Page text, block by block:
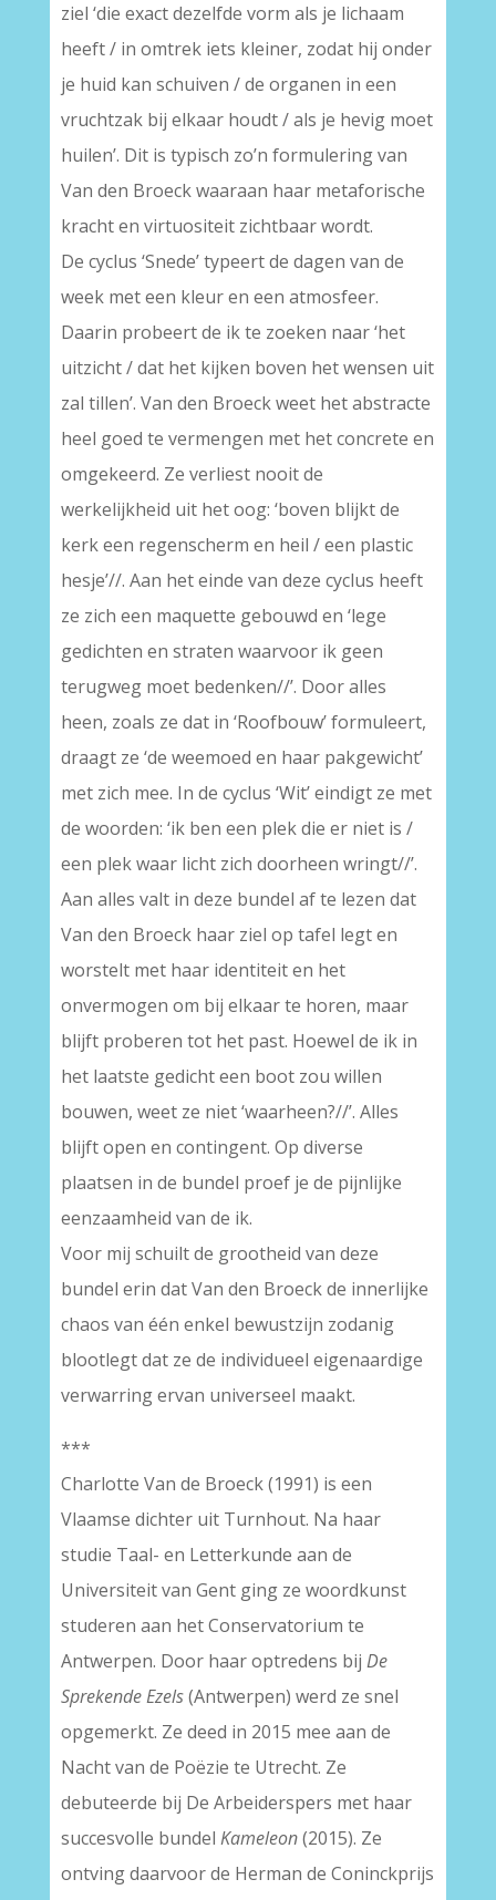
ziel ‘die exact dezelfde vorm als je lichaam
heeft / in omtrek iets kleiner, zodat hij onder
je huid kan schuiven / de organen in een
vruchtzak bij elkaar houdt / als je hevig moet
huilen’. Dit is typisch zo’n formulering van
Van den Broeck waaraan haar metaforische
kracht en virtuositeit zichtbaar wordt.
De cyclus ‘Snede’ typeert de dagen van de
week met een kleur en een atmosfeer.
Daarin probeert de ik te zoeken naar ‘het
uitzicht / dat het kijken boven het wensen uit
zal tillen’. Van den Broeck weet het abstracte
heel goed te vermengen met het concrete en
omgekeerd. Ze verliest nooit de
werkelijkheid uit het oog: ‘boven blijkt de
kerk een regenscherm en heil / een plastic
hesje’//. Aan het einde van deze cyclus heeft
ze zich een maquette gebouwd en ‘lege
gedichten en straten waarvoor ik geen
terugweg moet bedenken//’. Door alles
heen, zoals ze dat in ‘Roofbouw’ formuleert,
draagt ze ‘de weemoed en haar pakgewicht’
met zich mee. In de cyclus ‘Wit’ eindigt ze met
de woorden: ‘ik ben een plek die er niet is /
een plek waar licht zich doorheen wringt//’.
Aan alles valt in deze bundel af te lezen dat
Van den Broeck haar ziel op tafel legt en
worstelt met haar identiteit en het
onvermogen om bij elkaar te horen, maar
blijft proberen tot het past. Hoewel de ik in
het laatste gedicht een boot zou willen
bouwen, weet ze niet ‘waarheen?//’. Alles
blijft open en contingent. Op diverse
plaatsen in de bundel proef je de pijnlijke
eenzaamheid van de ik.
Voor mij schuilt de grootheid van deze
bundel erin dat Van den Broeck de innerlijke
chaos van één enkel bewustzijn zodanig
blootlegt dat ze de individueel eigenaardige
verwarring ervan universeel maakt.
***
Charlotte Van de Broeck (1991) is een
Vlaamse dichter uit Turnhout. Na haar
studie Taal- en Letterkunde aan de
Universiteit van Gent ging ze woordkunst
studeren aan het Conservatorium te
Antwerpen. Door haar optredens bij De
Sprekende Ezels(Antwerpen) werd ze snel
opgemerkt. Ze deed in 2015 mee aan de
Nacht van de Poëzie te Utrecht. Ze
debuteerde bij De Arbeiderspers met haar
succesvolle bundel Kameleon(2015). Ze
ontving daarvoor de Herman de Coninckprijs